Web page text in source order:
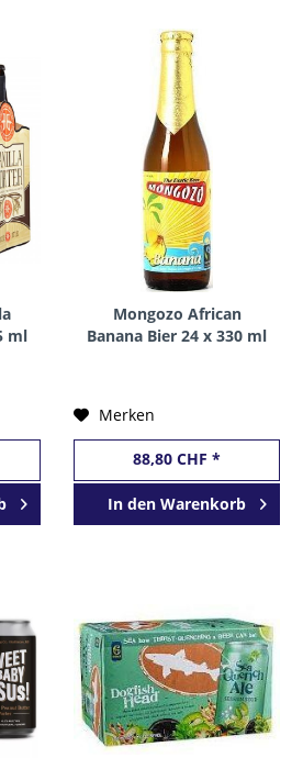
ml
Mongozo African
Banana Bier 24 x 330 ml
Merken
88,80 CHF *
In den Warenkorb